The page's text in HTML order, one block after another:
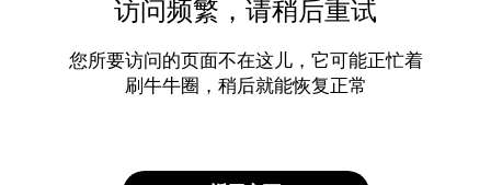
访问频繁，请稍后重试
您所要访问的页面不在这儿，它可能正忙着
刷牛牛圈，稍后就能恢复正常